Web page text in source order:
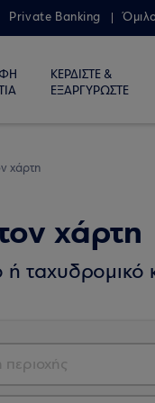
Private Banking
ΚΕΡΔΙΣΤΕ &
ΕΞΑΡΓΥΡΩΣΤΕ
χάρτη
χάρτη
ταχυδρομικό